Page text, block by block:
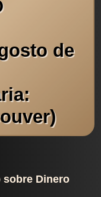
de
sobre Dinero